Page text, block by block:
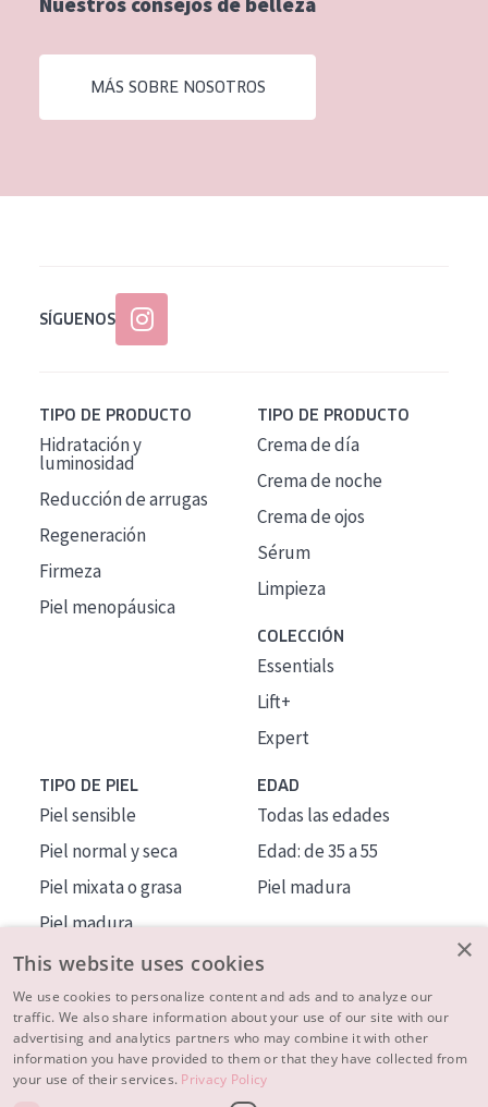
MÁS SOBRE NOSOTROS
SÍGUENOS
TIPO DE PRODUCTO
Hidratación y
luminosidad
Reducción de arrugas
Regeneración
Firmeza
Piel menopáusica
TIPO DE PRODUCTO
Crema de día
Crema de noche
Crema de ojos
Sérum
Limpieza
COLECCIÓN
Essentials
Lift+
Expert
TIPO DE PIEL
Piel sensible
Piel normal y seca
Piel mixata o grasa
Piel madura
Piel expuesta al sol
Piel menopáusica
EDAD
Todas las edades
Edad: de 35 a 55
Piel madura
MÁS SOBRE NOSOTROS
INSPIRACIÓN
×
This website uses cookies
We use cookies to personalize content and ads and to analyze our
traffic. We also share information about your use of our site with our
advertising and analytics partners who may combine it with other
information you have provided to them or that they have collected from
your use of their services. Privacy Policy